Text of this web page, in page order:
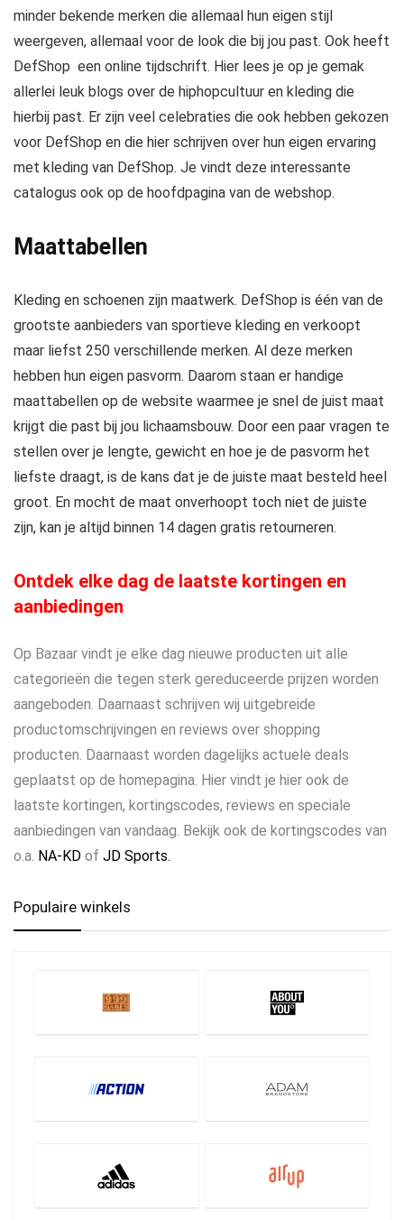
minder bekende merken die allemaal hun eigen stijl
weergeven, allemaal voor de look die bij jou past. Ook heeft
DefShop een online tijdschrift. Hier lees je op je gemak
allerlei leuk blogs over de hiphopcultuur en kleding die
hierbij past. Er zijn veel celebraties die ook hebben gekozen
voor DefShop en die hier schrijven over hun eigen ervaring
met kleding van DefShop. Je vindt deze interessante
catalogus ook op de hoofdpagina van de webshop.
Maattabellen
Kleding en schoenen zijn maatwerk. DefShop is één van de
grootste aanbieders van sportieve kleding en verkoopt
maar liefst 250 verschillende merken. Al deze merken
hebben hun eigen pasvorm. Daarom staan er handige
maattabellen op de website waarmee je snel de juist maat
krijgt die past bij jou lichaamsbouw. Door een paar vragen te
stellen over je lengte, gewicht en hoe je de pasvorm het
liefste draagt, is de kans dat je de juiste maat besteld heel
groot. En mocht de maat onverhoopt toch niet de juiste
zijn, kan je altijd binnen 14 dagen gratis retourneren.
Ontdek elke dag de laatste kortingen en
aanbiedingen
Op Bazaar vindt je elke dag nieuwe producten uit alle
categorieën die tegen sterk gereduceerde prijzen worden
aangeboden. Daarnaast schrijven wij uitgebreide
productomschrijvingen en reviews over shopping
producten. Daarnaast worden dagelijks actuele deals
geplaatst op de homepagina. Hier vindt je hier ook de
laatste kortingen, kortingscodes, reviews en speciale
aanbiedingen van vandaag. Bekijk ook de kortingscodes van
o.a. NA-KD of JD Sports.
Populaire winkels